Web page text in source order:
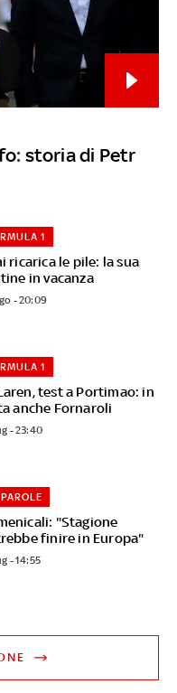
storia di Petr
ricarica le pile: la sua
in vacanza
1
- 20:09
test a Portimao: in
anche Fornaroli
1
- 23:40
"Stagione
finire in Europa"
- 14:55